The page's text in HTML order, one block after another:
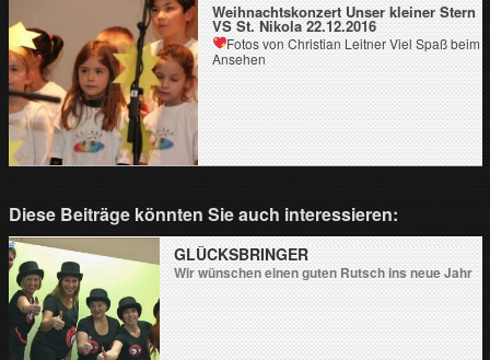
Weihnachtskonzert Unser kleiner Stern
VS St. Nikola 22.12.2016
Fotos von Christian LeitnerViel Spaß beim
Ansehen
Diese Beiträge könnten Sie auch interessieren:
GLÜCKSBRINGER
Wir wünschen einen guten Rutsch ins neue Jahr